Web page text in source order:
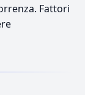
Fattori